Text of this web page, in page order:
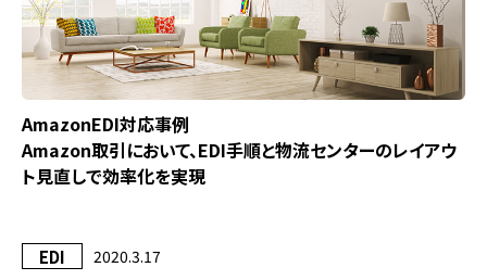
AmazonEDI対応事例
Amazon取引において、EDI手順と物流センターのレイアウ
ト見直しで効率化を実現
EDI 2020.3.17